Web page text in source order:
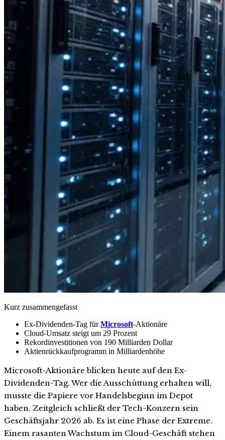
Kurz zusammengefasst
Ex-Dividenden-Tag fürMicrosoft-Aktionäre
Cloud-Umsatz steigt um 29 Prozent
Rekordinvestitionen von 190 Milliarden Dollar
Aktienrückkaufprogramm in Milliardenhöhe
Microsoft-Aktionäre blicken heute auf den Ex-
Dividenden-Tag. Wer die Ausschüttung erhalten will,
musste die Papiere vor Handelsbeginn im Depot
haben. Zeitgleich schließt der Tech-Konzern sein
Geschäftsjahr 2026 ab. Es ist eine Phase der Extreme.
Einem rasanten Wachstum im Cloud-Geschäft stehen